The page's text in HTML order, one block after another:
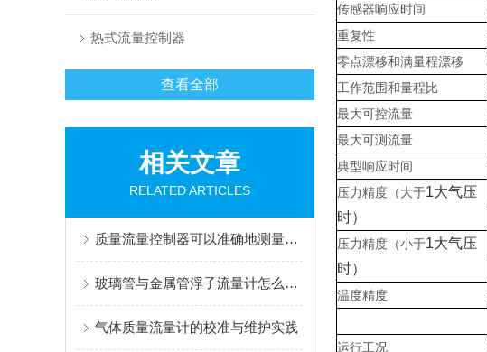
传感器响应时间
重复性
零点漂移和满量程漂移
工作范围和量程比
最大可控流量
最大可测流量
典型响应时间
压力精度（大于1大气压
时）
压力精度（小于1大气压
时）
温度精度
运行工况
热式流量控制器
查看全部
相关文章
RELATED ARTICLES
质量流量控制器可以准确地测量和控制系统中的流量
玻璃管与金属管浮子流量计怎么选？看完就懂
气体质量流量计的校准与维护实践